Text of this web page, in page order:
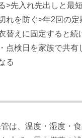
>先入れ先出しと最
れを防ぐ>年2回の
替えに固定すると続
点検日を家族で共有
る
は、温度・湿度・